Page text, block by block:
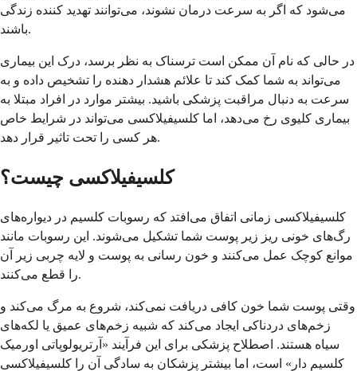
می‌شود که اگر به سرعت درمان نشوند، می‌توانند تهدید کننده زندگی
باشند.
در حالی که نام آن ممکن است ترسناک به نظر برسد، درک این بیماری
می‌تواند به شما کمک کند تا علائم هشدار دهنده را تشخیص داده و به
سرعت به دنبال مراقبت پزشکی باشید. بیشتر موارد در افراد مبتلا به
بیماری کلیوی رخ می‌دهد، اما کلسيفیلاکسی می‌تواند در شرایط خاص
هر کسی را تحت تاثیر قرار دهد.
کلسيفیلاکسی چیست؟
کلسيفیلاکسی زمانی اتفاق می‌افتد که رسوبات کلسیم در دیواره‌های
رگ‌های خونی ریز زیر پوست شما تشکیل می‌شوند. این رسوبات مانند
موانع کوچک عمل می‌کنند و خون رسانی به پوست و لایه چربی زیر آن
را قطع می‌کنند.
وقتی پوست شما خون کافی دریافت نمی‌کند، شروع به مرگ می‌کند و
زخم‌های دردناکی ایجاد می‌کند که شبیه زخم‌های عمیق یا لکه‌های
سیاه هستند. اصطلاح پزشکی برای این فرآیند «آرتریولوپاتی اورمیک
کلسیم دار» است، اما بیشتر پزشکان به سادگی آن را کلسيفیلاکسی